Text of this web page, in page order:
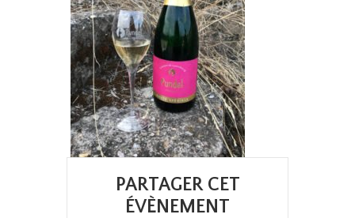
PARTAGER CET
ÉVÈNEMENT